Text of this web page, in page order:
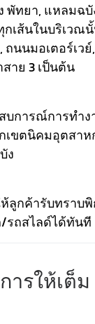
พัทยา, แหลมฉบั
เส้นในบริเวณ
นนมอเตอร์เวย์
าย 3 เป็นต้น
บการณ์การทำง
เขตนิคมอุตสา
ง
ลูกค้ารับทราบ
รถสไลด์ได้ทันที
ารให้เต็ม